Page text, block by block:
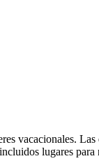
vacacionales. Las
lugares